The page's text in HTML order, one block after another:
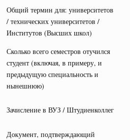
Общий термин для: университетов
/ технических университетов /
Институтов (Высших школ)
Сколько всего семестров отучился
студент (включая, в примеру, и
предыдущую специальность и
нынешнюю)
Зачисление в ВУЗ / Штудиенколлег
Документ, подтверждающий